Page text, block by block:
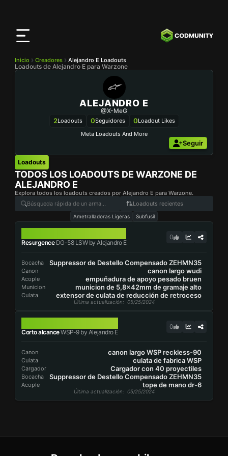
Inicio Creadores Alejandro E Loadouts
Loadouts de Alejandro E para Warzone
ALEJANDRO E
@X-MeG
2Loadouts 0Seguidores 0Loadout Likes
Meta Loadouts And More
Seguir
Loadouts
TODOS LOS LOADOUTS DE WARZONE DE
ALEJANDRO E
Explora todos los loadouts creados por Alejandro E para Warzone.
Loadouts recientes
Ametralladoras Ligeras Subfusil
ResurgenceDG-58 LSW by Alejandro E
0
Bocacha Suppressor de Destello Compensado ZEHMN35
Canon canon largo wudi
Acople empuñadura de apoyo pesado bruen
Municion municion de 5,8x42mm de gramaje alto
Culata extensor de culata de reducción de retroceso
Última actualización: 05/25/2024
Corto alcanceWSP-9 by Alejandro E
0
Canon canon largo WSP reckless-90
Culata culata de fabrica WSP
Cargador Cargador con 40 proyectiles
Bocacha Suppressor de Destello Compensado ZEHMN35
Acople tope de mano dr-6
Última actualización: 05/25/2024